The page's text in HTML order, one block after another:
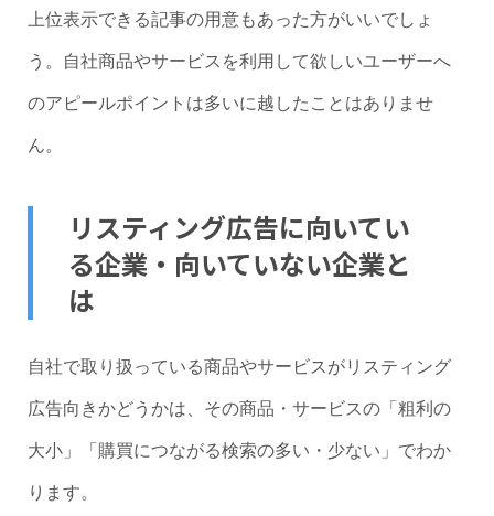
上位表示できる記事の用意もあった方がいいでしょ
う。自社商品やサービスを利用して欲しいユーザーへ
のアピールポイントは多いに越したことはありませ
ん。
リスティング広告に向いてい
る企業・向いていない企業と
は
自社で取り扱っている商品やサービスがリスティング
広告向きかどうかは、その商品・サービスの「粗利の
大小」「購買につながる検索の多い・少ない」でわか
ります。